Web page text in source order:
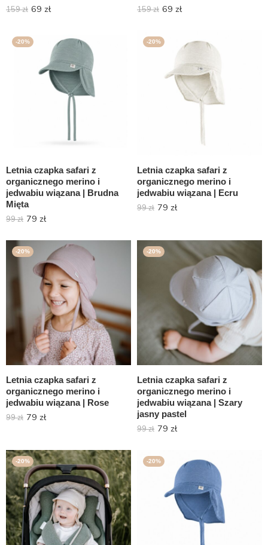
159zł 69 zł 159zł 69 zł
-20%
Letnia czapka safari z
organicznego merino i
jedwabiu wiązana | Brudna
Mięta
99zł 79 zł
-20%
Letnia czapka safari z
organicznego merino i
jedwabiu wiązana | Ecru
99zł 79 zł
-20%
Letnia czapka safari z
organicznego merino i
jedwabiu wiązana | Rose
99zł 79 zł
-20%
Letnia czapka safari z
organicznego merino i
jedwabiu wiązana | Szary
jasny pastel
99zł 79 zł
-20% -20%